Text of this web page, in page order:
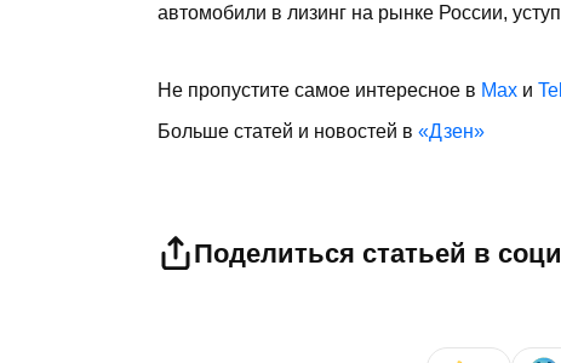
автомобили в лизинг на рынке России,
Не пропустите самое интересное в Max и
Больше статей и новостей в «Дзен»
Поделиться статьей в